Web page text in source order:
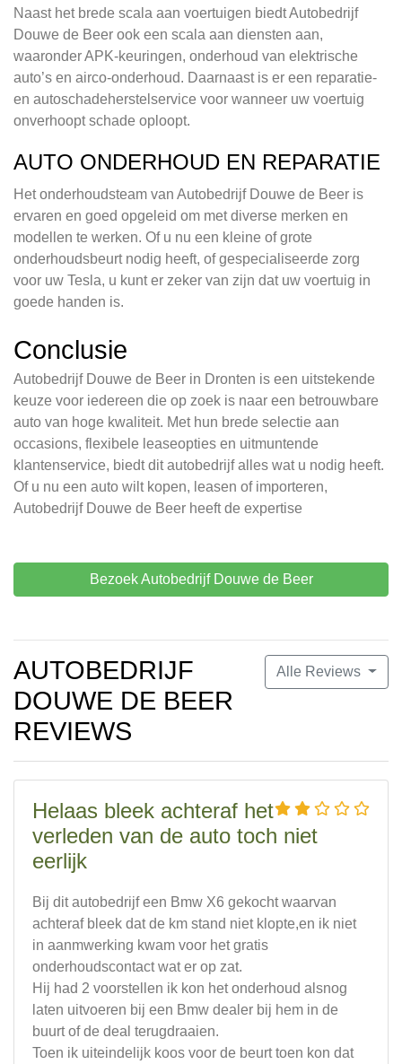
Naast het brede scala aan voertuigen biedt Autobedrijf
Douwe de Beer ook een scala aan diensten aan,
waaronder APK-keuringen, onderhoud van elektrische
auto’s en airco-onderhoud. Daarnaast is er een reparatie-
en autoschadeherstelservice voor wanneer uw voertuig
onverhoopt schade oploopt.
AUTO ONDERHOUD EN REPARATIE
Het onderhoudsteam van Autobedrijf Douwe de Beer is
ervaren en goed opgeleid om met diverse merken en
modellen te werken. Of u nu een kleine of grote
onderhoudsbeurt nodig heeft, of gespecialiseerde zorg
voor uw Tesla, u kunt er zeker van zijn dat uw voertuig in
goede handen is.
Conclusie
Autobedrijf Douwe de Beer in Dronten is een uitstekende
keuze voor iedereen die op zoek is naar een betrouwbare
auto van hoge kwaliteit. Met hun brede selectie aan
occasions, flexibele leaseopties en uitmuntende
klantenservice, biedt dit autobedrijf alles wat u nodig heeft.
Of u nu een auto wilt kopen, leasen of importeren,
Autobedrijf Douwe de Beer heeft de expertise
Bezoek Autobedrijf Douwe de Beer
Alle Reviews
AUTOBEDRIJF
DOUWE DE BEER
REVIEWS
Helaas bleek achteraf het
verleden van de auto toch niet
eerlijk
Bij dit autobedrijf een Bmw X6 gekocht waarvan
achteraf bleek dat de km stand niet klopte,en ik niet
in aanmwerking kwam voor het gratis
onderhoudscontact wat er op zat.
Hij had 2 voorstellen ik kon het onderhoud alsnog
laten uitvoeren bij een Bmw dealer bij hem in de
buurt of de deal terugdraaien.
Toen ik uiteindelijk koos voor de beurt toen kon dat